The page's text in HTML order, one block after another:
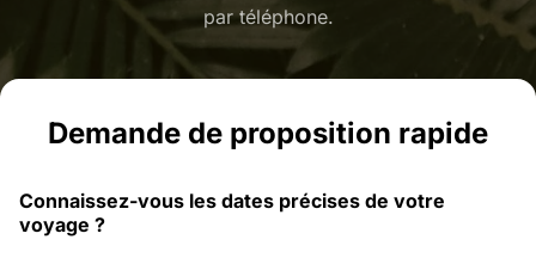
par téléphone.
Demande de proposition rapide
Connaissez-vous les dates précises de votre
voyage ?